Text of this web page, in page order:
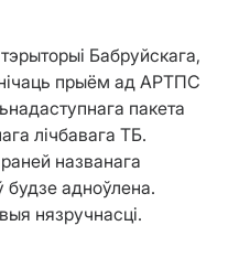
Бабруйскага,
прыём ад АРТПС
пакета
лічбавага ТБ.
названага
будзе адноўлена.
нязручнасці.